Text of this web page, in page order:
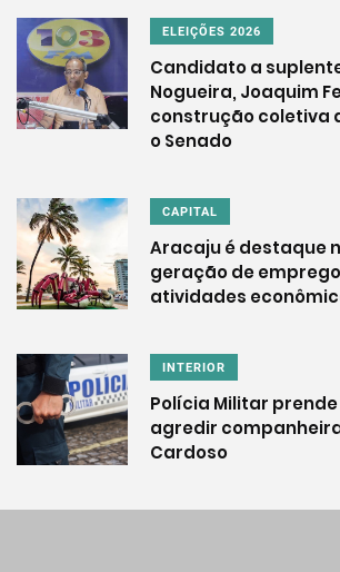
ELEIÇÕES 2026
Candidato a
Nogueira, Joaquim
construção coletiva
o Senado
CAPITAL
Aracaju é destaque
geração de
atividades
INTERIOR
Polícia Militar
agredir
Cardoso